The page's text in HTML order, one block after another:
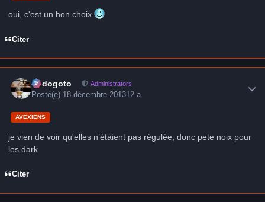
oui, c'est un bon choix
Citer
frédogoto Administrators
Posté(e) 18 décembre 201312 a
AVEXIENS
je vien de voir qu'elles n’étaient pas régulée, donc pete noix pour
les dark
Citer